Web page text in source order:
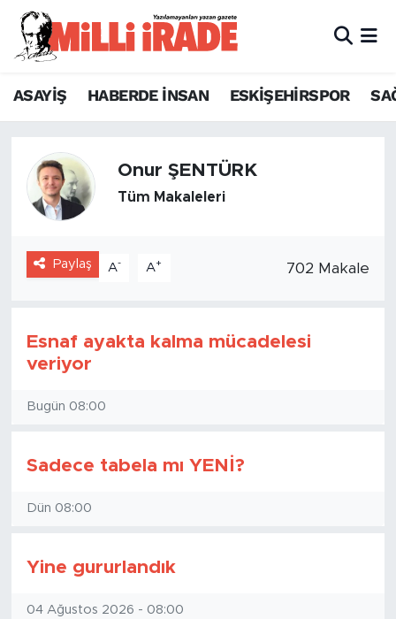
ASAYİŞ HABERDE İNSAN ESKİŞEHİRSPOR
Onur ŞENTÜRK
Tüm Makaleleri
Paylaş A- A+ 702 Makale
Esnaf ayakta kalma mücadelesi
veriyor
Bugün 08:00
Sadece tabela mı YENİ?
Dün 08:00
Yine gururlandık
04 Ağustos 2026 - 08:00